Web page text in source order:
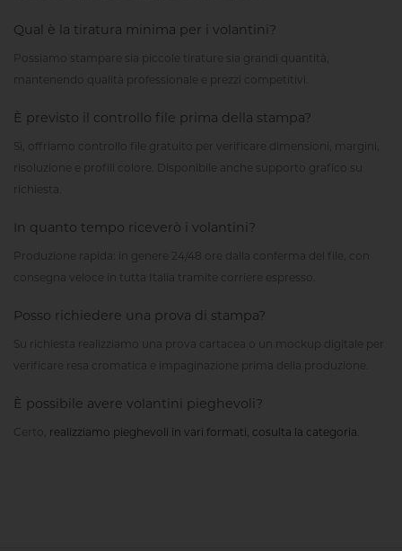
Qual è la tiratura minima per i volantini?
Possiamo stampare sia piccole tirature sia grandi quantità,
mantenendo qualità professionale e prezzi competitivi.
È previsto il controllo file prima della stampa?
Sì, offriamo controllo file gratuito per verificare dimensioni, margini,
risoluzione e profili colore. Disponibile anche supporto grafico su
richiesta.
In quanto tempo riceverò i volantini?
Produzione rapida: in genere 24/48 ore dalla conferma del file, con
consegna veloce in tutta Italia tramite corriere espresso.
Posso richiedere una prova di stampa?
Su richiesta realizziamo una prova cartacea o un mockup digitale per
verificare resa cromatica e impaginazione prima della produzione.
È possibile avere volantini pieghevoli?
Certo, realizziamo pieghevoli in vari formati, cosulta la categoria.